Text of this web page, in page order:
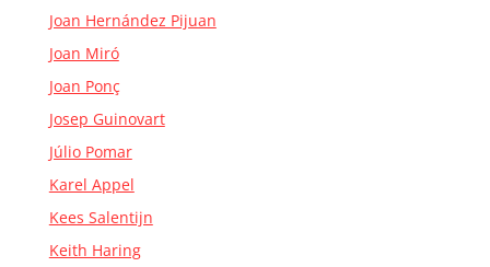
Joan Hernández Pijuan
Joan Miró
Joan Ponç
Josep Guinovart
Júlio Pomar
Karel Appel
Kees Salentijn
Keith Haring